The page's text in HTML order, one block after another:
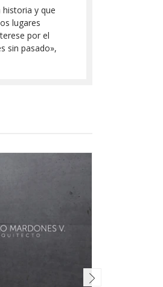
y que
lugares
por el
sin pasado»,